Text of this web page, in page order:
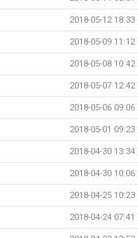
2018-05-12 18:33
2018-05-09 11:12
2018-05-08 10:42
2018-05-07 12:42
2018-05-06 09:06
2018-05-01 09:23
2018-04-30 13:34
2018-04-30 10:06
2018-04-25 10:23
2018-04-24 07:41